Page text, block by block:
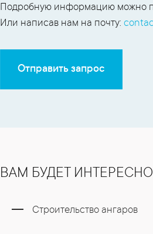
Подробную информацию можно
Или написав нам на почту:
Отправить запрос
ВАМ БУДЕТ
Строительство ангаров